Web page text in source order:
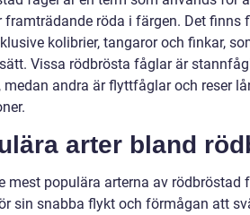
framträdande röda i färgen. Det finns
kolibrier, tangaror och finkar,
Vissa rödbrösta fåglar är
medan andra är flyttfåglar och reser
arter bland
mest populära arterna av rödbröstad
sin snabba flykt och förmågan att